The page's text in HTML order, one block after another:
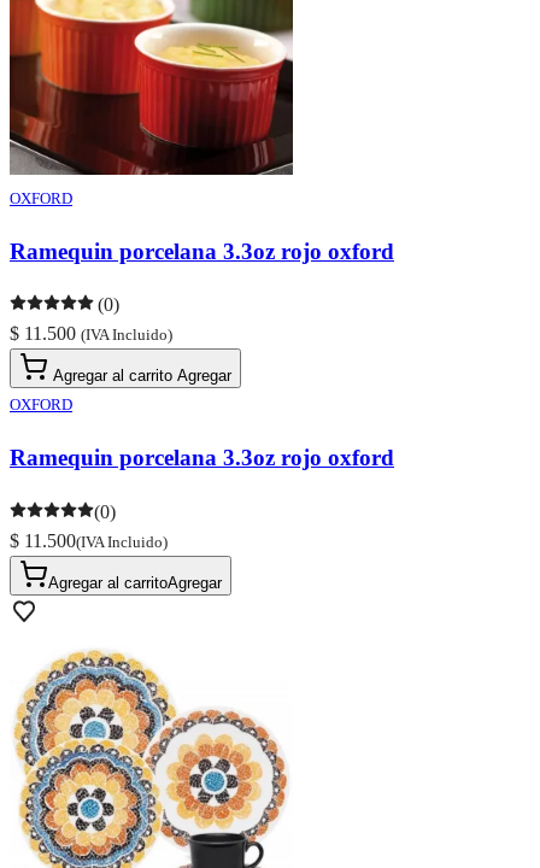
OXFORD
Ramequin porcelana 3.3oz rojo oxford
(0)
$ 11.500 (IVA Incluido)
Agregar al carrito Agregar
OXFORD
Ramequin porcelana 3.3oz rojo oxford
(0)
$ 11.500(IVA Incluido)
Agregar al carritoAgregar